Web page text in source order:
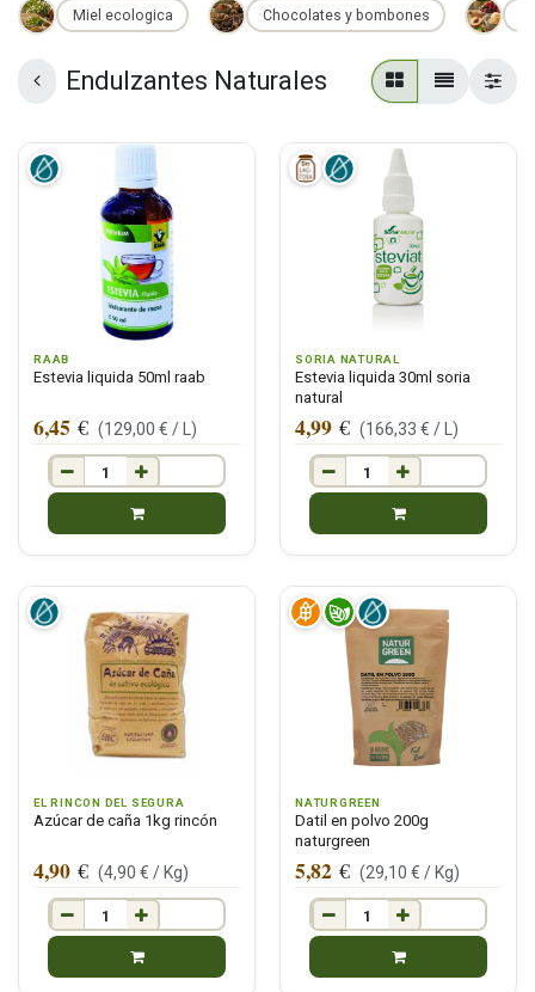
Miel ecologica Chocolates y bombones
Endulzantes Naturales
RAAB
Estevia liquida 50ml raab
6,45 € (129,00 € / )
SORIA NATURAL
Estevia liquida 30ml soria
natural
4,99 € (166,33 € / )
EL RINCON DEL SEGURA
Azúcar de caña 1kg rincón
4,90 € (4,90 € / Kg)
NATURGREEN
Datil en polvo 200g
naturgreen
5,82 € (29,10 € / Kg)